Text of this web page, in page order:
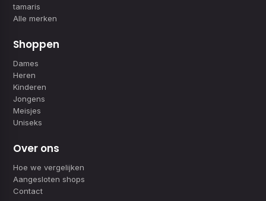
tamaris
Alle merken
Shoppen
Dames
Heren
Kinderen
Jongens
Meisjes
Uniseks
Over ons
Hoe we vergelijken
Aangesloten shops
Contact